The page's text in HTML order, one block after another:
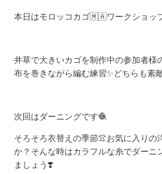
本日はモロッコカゴ🇲🇦ワークショッ
井草で大きいカゴを制作中の参加者様
布を巻きながら編む練習✨どちらも素
次回はダーニングです🧶
そろそろ衣替えの季節👚お気に入りの
か？そんな時はカラフルな糸でダーニ
ましょう❣️